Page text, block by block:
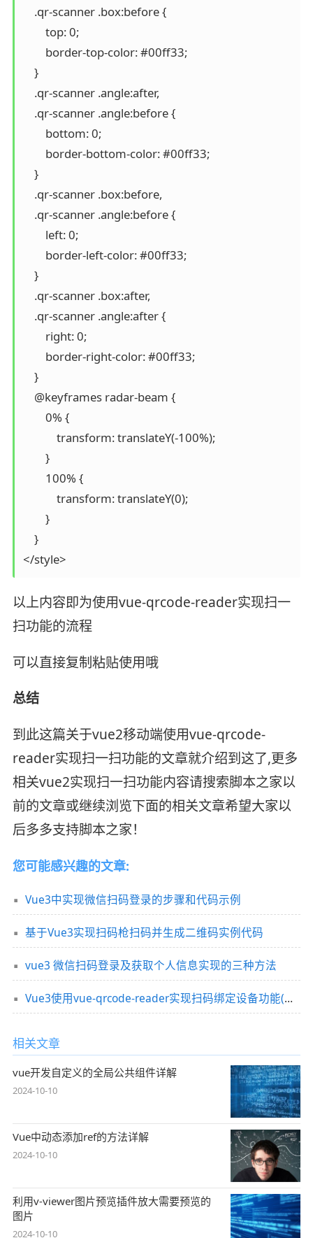
    .qr-scanner .box:before {
        top: 0;
        border-top-color: #00ff33;
    }
    .qr-scanner .angle:after,
    .qr-scanner .angle:before {
        bottom: 0;
        border-bottom-color: #00ff33;
    }
    .qr-scanner .box:before,
    .qr-scanner .angle:before {
        left: 0;
        border-left-color: #00ff33;
    }
    .qr-scanner .box:after,
    .qr-scanner .angle:after {
        right: 0;
        border-right-color: #00ff33;
    }
    @keyframes radar-beam {
        0% {
            transform: translateY(-100%);
        }
        100% {
            transform: translateY(0);
        }
    }
</style>
以上内容即为使用vue-qrcode-reader实现扫一
扫功能的流程
可以直接复制粘贴使用哦
总结
到此这篇关于vue2移动端使用vue-qrcode-
reader实现扫一扫功能的文章就介绍到这了,更多
相关vue2实现扫一扫功能内容请搜索脚本之家以
前的文章或继续浏览下面的相关文章希望大家以
后多多支持脚本之家！
您可能感兴趣的文章:
Vue3中实现微信扫码登录的步骤和代码示例
基于Vue3实现扫码枪扫码并生成二维码实例代码
vue3 微信扫码登录及获取个人信息实现的三种方法
Vue3使用vue-qrcode-reader实现扫码绑定设备功能(推荐)
相关文章
vue开发自定义的全局公共组件详解
2024-10-10
Vue中动态添加ref的方法详解
2024-10-10
利用v-viewer图片预览插件放大需要预览的
图片
2024-10-10